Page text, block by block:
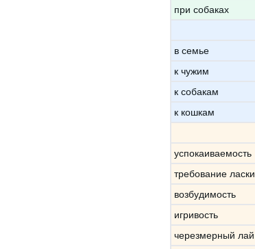
при собаках
в семье
к чужим
к собакам
к кошкам
успокаиваемость
требование ласки
возбудимость
игривость
черезмерный лай